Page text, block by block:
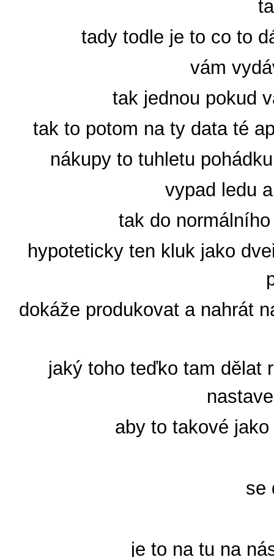
tady todle je to co to
vám
tak jednou pokud
tak to potom na ty data té
nákupy to tuhletu
vypad ledu
tak do
hypoteticky ten kluk jako
dokáže produkovat a nahrát
jaký toho teďko tam dělat
aby to takové
se
je to na tu na